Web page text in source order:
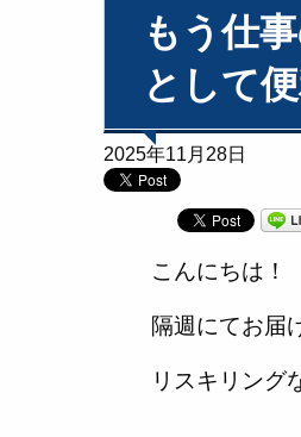
もう仕
として
2025年11月28日
こんにちは！
隔週にてお届
リスキリング